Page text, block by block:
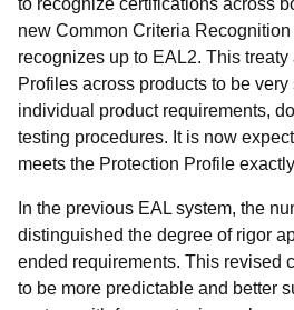
to recognize certifications across
new Common Criteria
recognizes up to EAL2. This
Profiles across products to be
individual product requirements,
testing procedures. It is now
meets the Protection Profile
In the previous EAL system, the
distinguished the degree of rigor
ended requirements. This revised
to be more predictable and better